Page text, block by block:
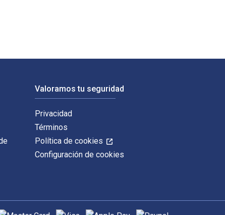
Valoramos tu seguridad
Privacidad
Términos
Política de cookies
Configuración de cookies